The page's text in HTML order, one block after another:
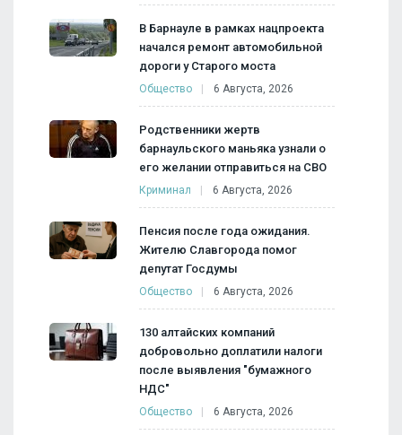
В Барнауле в рамках нацпроекта
начался ремонт автомобильной
дороги у Старого моста
Общество 6 Августа, 2026
Родственники жертв
барнаульского маньяка узнали о
его желании отправиться на СВО
Криминал 6 Августа, 2026
Пенсия после года ожидания.
Жителю Славгорода помог
депутат Госдумы
Общество 6 Августа, 2026
130 алтайских компаний
добровольно доплатили налоги
после выявления "бумажного
НДС"
Общество 6 Августа, 2026